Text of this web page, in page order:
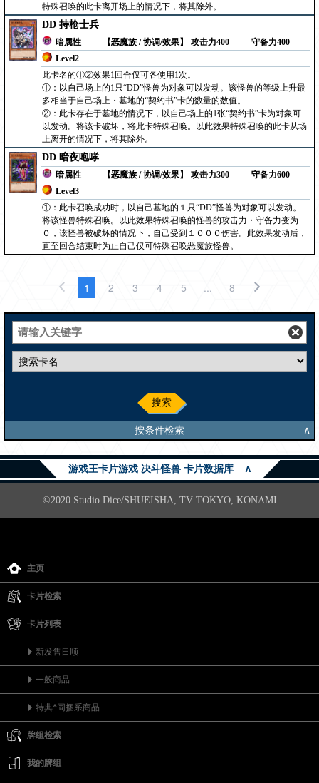
特殊召唤的此卡离开场上的情况下，将其除外。
DD 持枪士兵
暗属性
【恶魔族 / 协调/效果】
Level2
攻击力400 守备力400
此卡名的①②效果1回合仅可各使用1次。
①：以自己场上的1只“DD”怪兽为对象可以发动。该怪兽的等级上升最
多相当于自己场上・墓地的“契约书”卡的数量的数值。
②：此卡存在于墓地的情况下，以自己场上的1张“契约书”卡为对象可
以发动。将该卡破坏，将此卡特殊召唤。以此效果特殊召唤的此卡从场
上离开的情况下，将其除外。
DD 暗夜咆哮
暗属性
【恶魔族 / 协调/效果】
Level3
攻击力300 守备力600
①：此卡召唤成功时，以自己墓地的１只“DD”怪兽为对象可以发动。
将该怪兽特殊召唤。以此效果特殊召唤的怪兽的攻击力・守备力变为
０，该怪兽被破坏的情况下，自己受到１０００伤害。此效果发动后，
直至回合结束时为止自己仅可特殊召唤恶魔族怪兽。
1 2 3 4 5 ... 8
搜索
按条件检索 ∧
游戏王卡片游戏 决斗怪兽 卡片数据库 ∧
©2020 Studio Dice/SHUEISHA, TV TOKYO, KONAMI
主页
卡片检索
卡片列表
新发售日顺
一般商品
特典*同捆系商品
牌组检索
我的牌组